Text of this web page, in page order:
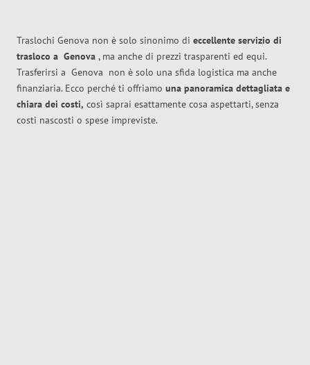
Traslochi Genova non è solo sinonimo di eccellente servizio di
trasloco a Genova , ma anche di prezzi trasparenti ed equi.
Trasferirsi a Genova non è solo una sfida logistica ma anche
finanziaria. Ecco perché ti offriamo una panoramica dettagliata e
chiara dei costi, così saprai esattamente cosa aspettarti, senza
costi nascosti o spese impreviste.